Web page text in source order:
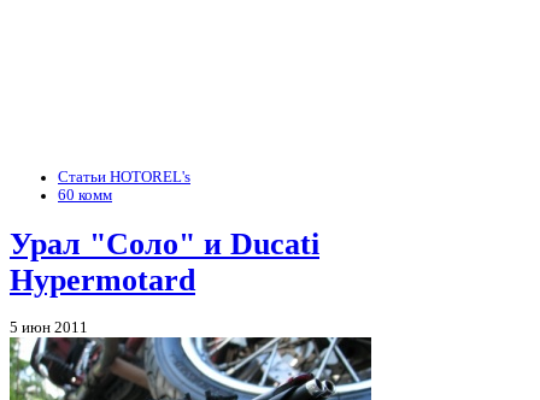
Статьи HOTOREL's
60 комм
Урал "Соло" и Ducati
Hypermotard
5 июн 2011